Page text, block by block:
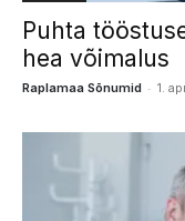
Puhta
hea võimalus
Raplamaa Sõnumid - 1.